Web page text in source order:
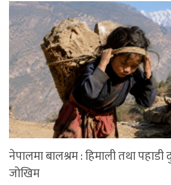
नेपालमा बालश्रम : हिमाली तथा पहाडी
जोखिम